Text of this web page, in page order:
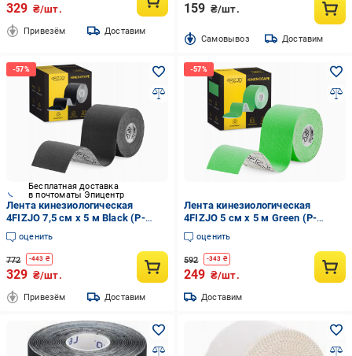
329 ₴/шт.
Привезём Доставим
159 ₴/шт.
Cамовывоз Доставим
Бесплатная доставка
в почтоматы Эпицентр
Лента кинезиологическая
4FIZJO 7,5 см x 5 м Black (P-
5907739318886)
оценить
772 -443 ₴
329 ₴/шт.
Привезём Доставим
Лента кинезиологическая
4FIZJO 5 см x 5 м Green (P-
5907739315984)
оценить
592 -343 ₴
249 ₴/шт.
Доставим